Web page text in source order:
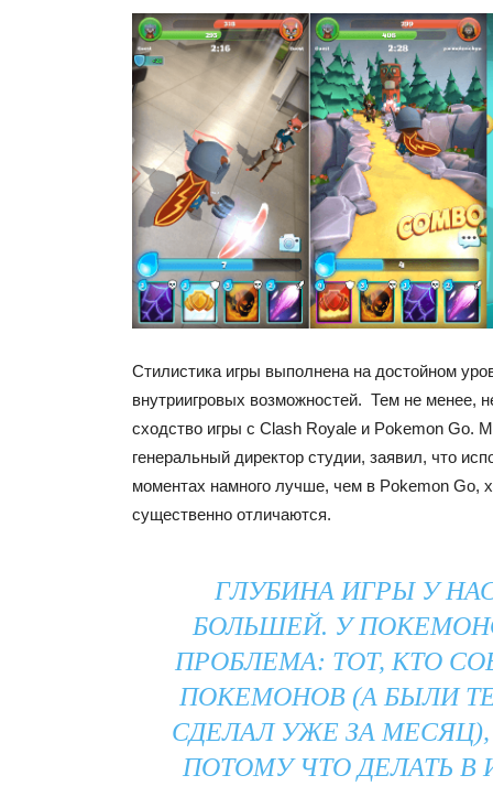
Стилистика игры выполнена на достойном
внутриигровых возможностей. Тем не менее,
сходство игры с Clash Royale и Pokemon Go.
генеральный директор студии, заявил, что
моментах намного лучше, чем в Pokemon Go,
существенно отличаются.
ГЛУБИНА ИГРЫ У
БОЛЬШЕЙ. У
ПРОБЛЕМА: ТОТ, КТО
ПОКЕМОНОВ (А БЫЛИ
СДЕЛАЛ УЖЕ ЗА
ПОТОМУ ЧТО ДЕЛАТЬ В